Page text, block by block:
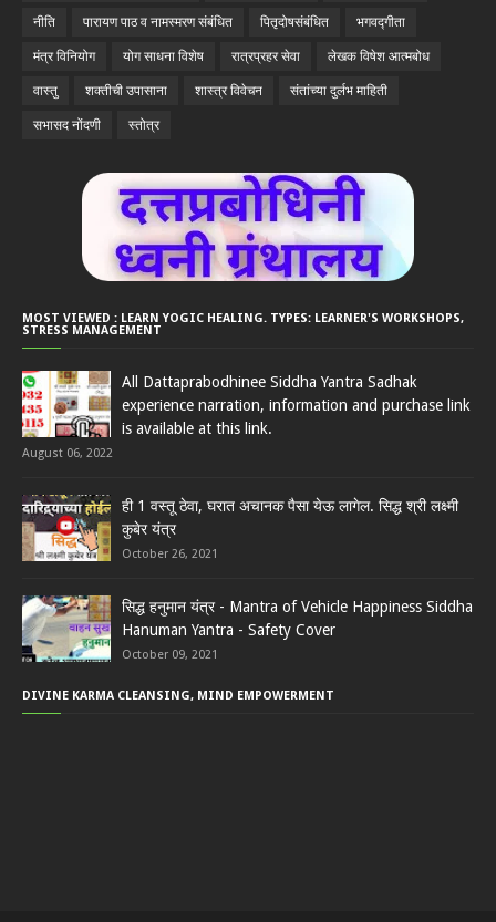
नीति पारायण पाठ व नामस्मरण संबंधित पितृदोषसंबंधित भगवद्गीता
मंत्र विनियोग योग साधना विशेष रात्रप्रहर सेवा लेखक विषेश आत्मबोध
वास्तु शक्तीची उपासाना शास्त्र विवेचन संतांच्या दुर्लभ माहिती
सभासद नोंदणी स्तोत्र
MOST VIEWED : LEARN YOGIC HEALING. TYPES: LEARNER'S WORKSHOPS,
STRESS MANAGEMENT
All Dattaprabodhinee Siddha Yantra Sadhak
experience narration, information and purchase link
is available at this link.
August 06, 2022
ही 1 वस्तू ठेवा, घरात अचानक पैसा येऊ लागेल. सिद्ध श्री लक्ष्मी
कुबेर यंत्र
October 26, 2021
सिद्ध हनुमान यंत्र - Mantra of Vehicle Happiness Siddha
Hanuman Yantra - Safety Cover
October 09, 2021
DIVINE KARMA CLEANSING, MIND EMPOWERMENT